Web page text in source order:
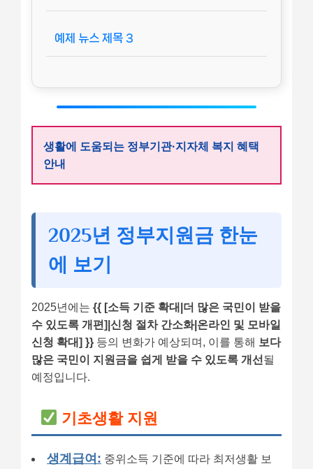
예제 뉴스 제목 3
생활에 도움되는 정부기관·지자체 복지 혜택
안내
2025년 정부지원금 한눈
에 보기
2025년에는 {{ [소득 기준 확대|더 많은 국민이 받을
수 있도록 개편]|신청 절차 간소화|온라인 및 모바일
신청 확대] }} 등의 변화가 예상되며, 이를 통해 보다
많은 국민이 지원금을 쉽게 받을 수 있도록 개선 될
예정입니다.
기초생활 지원
생계급여: 중위소득 기준에 따라 최저생활 보